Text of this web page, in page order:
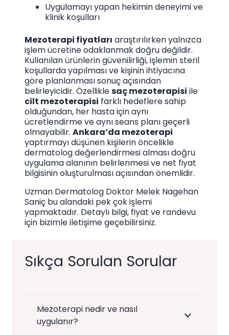
Uygulamayı yapan hekimin deneyimi ve
klinik koşulları
Mezoterapi fiyatları araştırılırken yalnızca
işlem ücretine odaklanmak doğru değildir.
Kullanılan ürünlerin güvenilirliği, işlemin steril
koşullarda yapılması ve kişinin ihtiyacına
göre planlanması sonuç açısından
belirleyicidir. Özelliklesaç mezoterapisi ile
cilt mezoterapisi farklı hedeflere sahip
olduğundan, her hasta için aynı
ücretlendirme ve aynı seans planı geçerli
olmayabilir. Ankara’da mezoterapi
yaptırmayı düşünen kişilerin öncelikle
dermatolog değerlendirmesi alması doğru
uygulama alanının belirlenmesi ve net fiyat
bilgisinin oluşturulması açısından önemlidir.
Uzman Dermatolog Doktor Melek Nagehan
Saniç bu alandaki pek çok işlemi
yapmaktadır. Detaylı bilgi, fiyat ve randevu
için bizimle iletişime geçebilirsiniz.
Sıkça Sorulan Sorular
Mezoterapi nedir ve nasıl
uygulanır?